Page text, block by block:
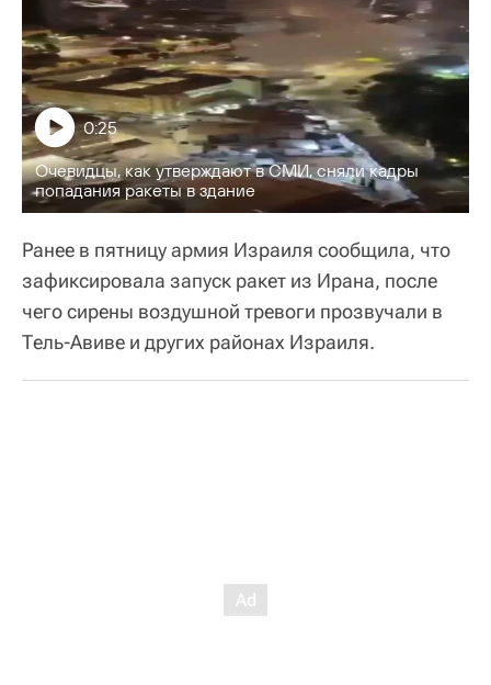
Очевидцы, как утверждают в СМИ, сняли кадры
попадания ракеты в здание
0:25
Ранее в пятницу армия Израиля сообщила, что
зафиксировала запуск ракет из Ирана, после
чего сирены воздушной тревоги прозвучали в
Тель-Авиве и других районах Израиля.